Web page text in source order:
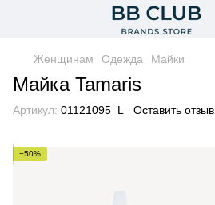
Женщинам Одежда Майки
Майка Tamaris
Артикул: 01121095_L Оставить отзыв
−50%